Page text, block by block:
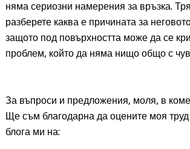
няма сериозни намерения за връзка.
разберете каква е причината за
защото под повърхността може да се
проблем, който да няма нищо общо с
За въпроси и предложения, моля, в
Ще съм благодарна да оцените моя труд
блога ми на: